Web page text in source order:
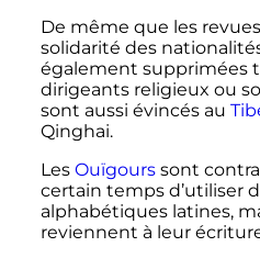
De même que les
solidarité des
également supprimées
dirigeants religieux ou
sont aussi évincés au
Qinghai.
Les Ouïgourssont
certain temps d’utiliser
alphabétiques latines,
reviennent à leur